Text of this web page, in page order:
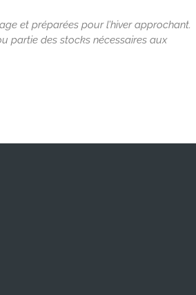
et préparées pour l’hiver approchant.
partie des stocks nécessaires aux